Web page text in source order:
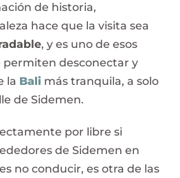
de historia,
hace que la visita sea
, y es uno de esos
desconectar y
la Bali más tranquila, a solo
de Sidemen.
por libre si
de Sidemen en
no conducir, es otra de las